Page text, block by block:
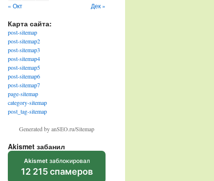
« Окт
Дек »
Карта сайта:
post-sitemap
post-sitemap2
post-sitemap3
post-sitemap4
post-sitemap5
post-sitemap6
post-sitemap7
page-sitemap
category-sitemap
post_tag-sitemap
Generated by anSEO.ru/Sitemap
Akismet забанил
Akismet заблокировал
12 215 спамеров